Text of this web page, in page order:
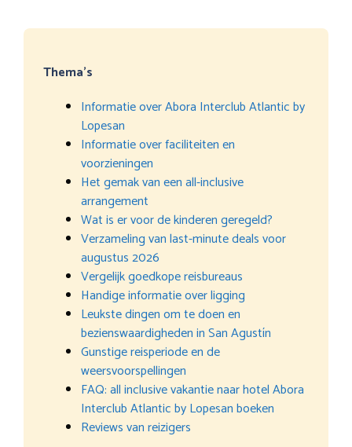
Thema’s
Informatie over Abora Interclub Atlantic by
Lopesan
Informatie over faciliteiten en
voorzieningen
Het gemak van een all-inclusive
arrangement
Wat is er voor de kinderen geregeld?
Verzameling van last-minute deals voor
augustus 2026
Vergelijk goedkope reisbureaus
Handige informatie over ligging
Leukste dingen om te doen en
bezienswaardigheden in San Agustín
Gunstige reisperiode en de
weersvoorspellingen
FAQ: all inclusive vakantie naar hotel Abora
Interclub Atlantic by Lopesan boeken
Reviews van reizigers